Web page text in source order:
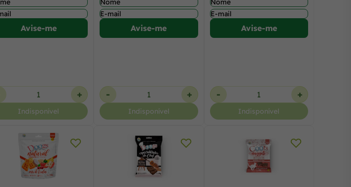
Avise-me
+
Indisponível
Avise-me
- +
Indisponível
Avise-me
- +
Indisponível